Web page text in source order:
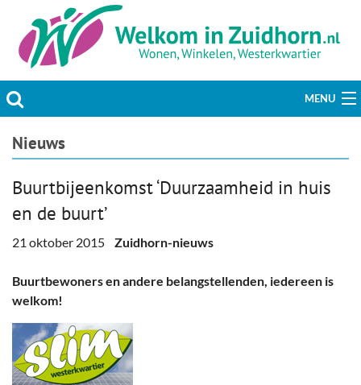
MENU
Actueel
Welzijn & Maatschappij
Bedrijven
Prikbord & Aanbiedingen
Plaats bericht
Nieuws
Buurtbijeenkomst ‘Duurzaamheid in huis
en de buurt’
21 oktober 2015 Zuidhorn-nieuws
Buurtbewoners en andere belangstellenden, iedereen is
welkom!